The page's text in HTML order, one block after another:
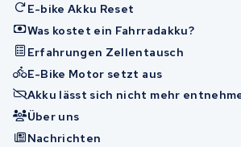
E-bike Akku Reset
Was kostet ein Fahrradakku?
Erfahrungen Zellentausch
E-Bike Motor setzt aus
Akku lässt sich nicht mehr
Über uns
Nachrichten